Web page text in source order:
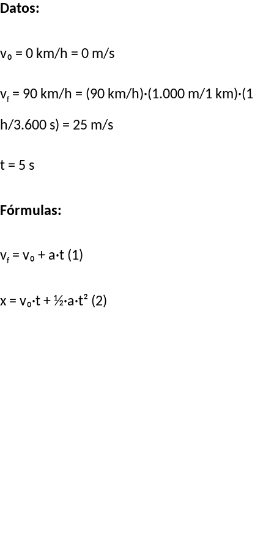
Datos:
v₀ = 0 km/h = 0 m/s
vf= 90 km/h = (90 km/h)·(1.000 m/1 km)·(1
h/3.600 s) = 25 m/s
t = 5 s
Fórmulas:
vf= v₀ + a·t (1)
x = v₀·t + ½·a·t² (2)